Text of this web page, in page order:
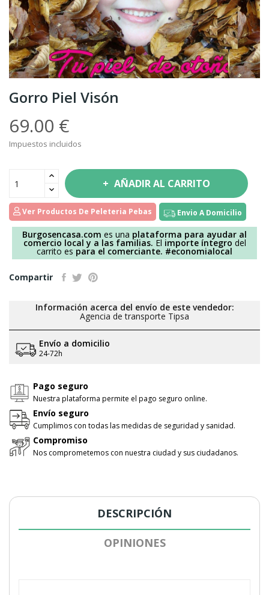
Gorro Piel Visón
69.00 €
Impuestos incluidos
AÑADIR AL CARRITO
Ver Productos De Peleteria Pebas Envio A Domicilio
Burgosencasa.com es una plataforma para ayudar al
comercio local y a las familias. El importe íntegro del
carrito es para el comerciante. #economialocal
Compartir
Información acerca del envío de este vendedor:
Agencia de transporte Tipsa
Envío a domicilio
24-72h
Pago seguro
Nuestra plataforma permite el pago seguro online.
Envío seguro
Cumplimos con todas las medidas de seguridad y sanidad.
Compromiso
Nos comprometemos con nuestra ciudad y sus ciudadanos.
DESCRIPCIÓN
OPINIONES